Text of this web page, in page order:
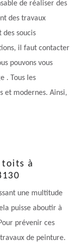
de réaliser des
des travaux
soucis
il faut contacter
pouvons vous
. Tous les
et modernes. Ainsi,
toits à
une multitude
puisse aboutir à
prévenir ces
de peinture.